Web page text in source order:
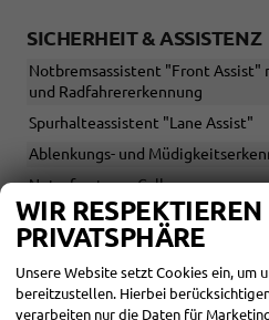
SICHERHEIT & ASSISTENZ
Notbremsassistent "Front Assist"
und Radfahrererkennung
Spurhalteassistent "Lane Assist"
Ablenkungs- und
Notrufsystem eCall
Airbag für Fahrer und Beifahrer,
Deaktivierung
Kopfairbags vorn und hinten,
WIR RESPEKTIEREN
PRIVATSPHÄRE
Unsere Website setzt Cookies ein, um
bereitzustellen. Hierbei
verarbeiten nur die Daten für